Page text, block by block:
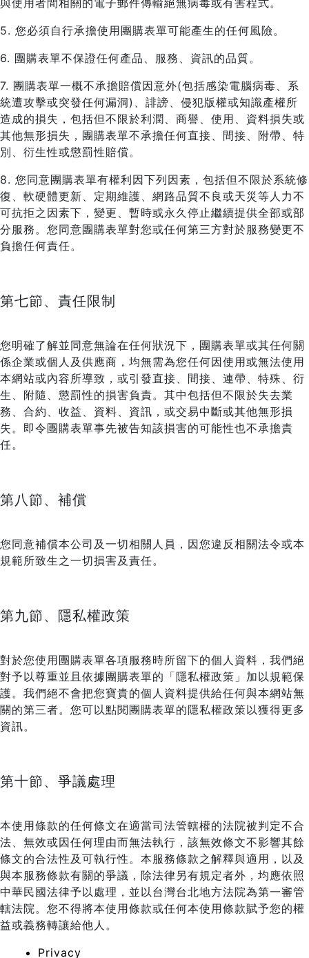
與使用者間相關的電子郵件傳輸絕無病毒或有害程式。
5. 您必須自行承擔使用團購表單可能產生的任何風險。
6. 團購表單不保證任何產品、服務、資訊的品質。
7. 團購表單一概不承擔賠償因意外(包括感染電腦病毒、系
統遭攻擊或突發任何漏洞)、誹謗、侵犯版權或知識產權所
造成的損失，包括但不限於利潤、商譽、使用、資料損失或
其他無形損失，團購表單不承擔任何直接、間接、附帶、特
別、衍生性或懲罰性賠償。
8. 您同意團購表單有權利因下列因素，包括但不限於系統修
復、軟硬體更新、定期維護、網路品質不良或天災等人力不
可抗拒之因素下，變更、暫時或永久停止繼續提供全部或部
分服務。您同意團購表單對您或任何第三方對於服務變更不
負擔任何責任。
第七節、責任限制
您明確了解並同意無論在任何狀況下，團購表單或其任何關
係企業或個人及供應商，均無需為您任何因使用或無法使用
本網站或內容所導致，或引發直接、間接、連帶、特殊、衍
生、附隨、懲罰性的損害負責。其中包括但不限於失去業
務、合約、收益、資料、資訊，或交易中斷或其他無形損
失。即令團購表單事先被告知該損害的可能性也不承擔責
任。
第八節、補償
您同意補償本公司及一切相關人員，因您違反相關法令或本
規範所致生之一切損害及責任。
第九節、隱私權政策
對於您使用團購表單各項服務時所留下的個人資料，我們絕
對予以尊重並且依據團購表單的「隱私權政策」加以規範保
護。我們絕不會把您寶貴的個人資料提供給任何與本網站無
關的第三者。您可以點閱團購表單的隱私權政策以獲得更多
資訊。
第十節、爭議處理
本使用條款的任何條文在適當司法管轄權的法院被判定不合
法、無效或因任何理由而無法執行，該無效條文不影響其餘
條文的合法性及可執行性。本服務條款之解釋與適用，以及
與本服務條款有關的爭議，除法律另有規定者外，均應依照
中華民國法律予以處理，並以台灣台北地方法院為第一審管
轄法院。您不得將本使用條款或任何本使用條款賦予您的權
益或義務轉讓給他人。
Privacy